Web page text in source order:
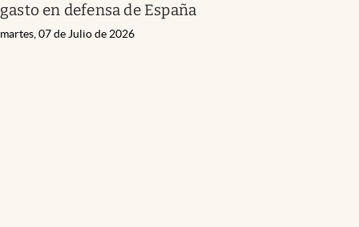
gasto en defensa de España
martes, 07 de Julio de 2026